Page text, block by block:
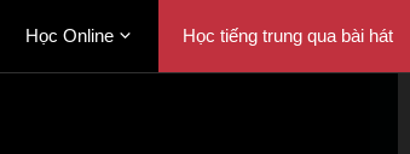
Học Online Học tiếng trung qua bài hát